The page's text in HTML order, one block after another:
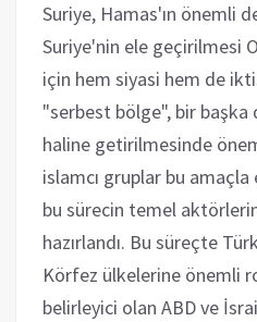
Suriye, Hamas'ın önemli
Suriye'nin ele geçirilmesi
için hem siyasi hem de
"serbest bölge", bir başka
haline getirilmesinde
islamcı gruplar bu amaçla
bu sürecin temel
hazırlandı. Bu süreçte
Körfez ülkelerine önemli
belirleyici olan ABD ve